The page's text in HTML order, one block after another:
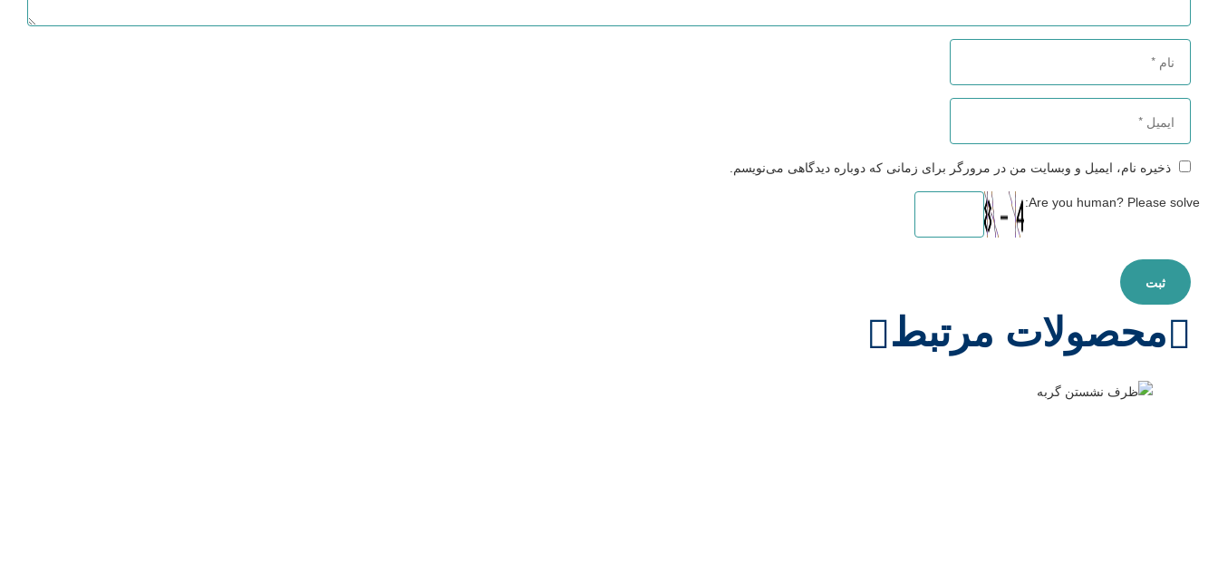
ذخیره نام، ایمیل و وبسایت من در مرورگر برای زمانی که دوباره دیدگاهی می‌نویسم.
Are you human? Please solve:
محصولات مرتبط